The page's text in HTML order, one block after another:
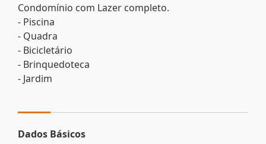
Condomínio com Lazer completo.
- Piscina
- Quadra
- Bicicletário
- Brinquedoteca
- Jardim
Dados Básicos